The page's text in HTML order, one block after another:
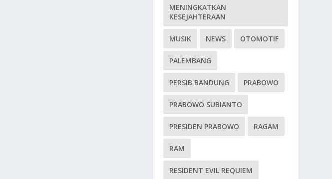
MENINGKATKAN
KESEJAHTERAAN
MUSIK NEWS OTOMOTIF
PALEMBANG
PERSIB BANDUNG PRABOWO
PRABOWO SUBIANTO
PRESIDEN PRABOWO RAGAM
RAM
RESIDENT EVIL REQUIEM